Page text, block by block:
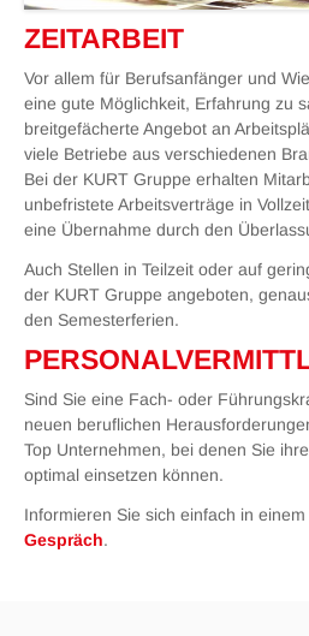
ZEITARBEIT
Vor allem für Berufsanfänger und
eine gute Möglichkeit, Erfahrung zu
breitgefächerte Angebot an
viele Betriebe aus verschiedenen
Bei der KURT Gruppe erhalten
unbefristete Arbeitsverträge in
eine Übernahme durch den
Auch Stellen in Teilzeit oder auf
der KURT Gruppe angeboten,
den Semesterferien.
Sind Sie eine Fach- oder
neuen beruflichen
Top Unternehmen, bei denen Sie
optimal einsetzen können.
Informieren Sie sich einfach in einem
Gespräch.